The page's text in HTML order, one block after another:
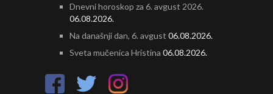
Dnevni horoskop za 6. avgust 2026.
06.08.2026.
Na današnji dan, 6. avgust 06.08.2026.
Sveta mučenica Hristina 06.08.2026.